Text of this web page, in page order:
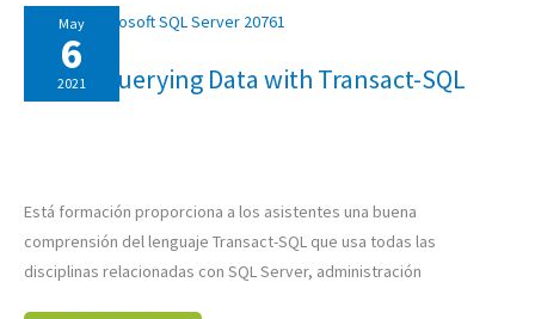
May
6
2021
20761: Querying Data with Transact-SQL
Está formación proporciona a los asistentes una buena
comprensión del lenguaje Transact-SQL que usa todas las
disciplinas relacionadas con SQL Server, administración
20761:
QUERYING
DATA
WITH
TRANSACT-
SQL